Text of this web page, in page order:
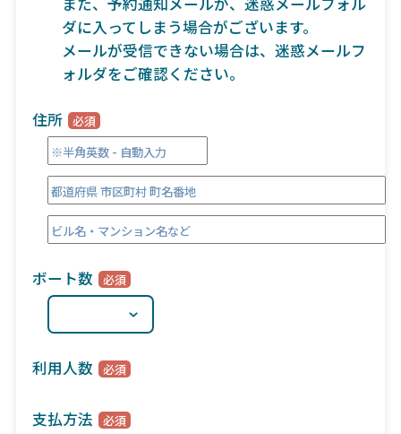
ダに入ってしまう場合がございます。
メールが受信できない場合は、迷惑メールフ
ォルダをご確認ください。
住所
ボート数
利用人数
支払方法